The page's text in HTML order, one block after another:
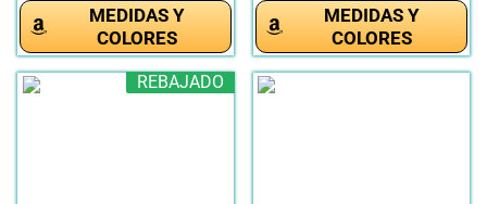
MEDIDAS Y
COLORES
MEDIDAS Y
COLORES
REBAJADO